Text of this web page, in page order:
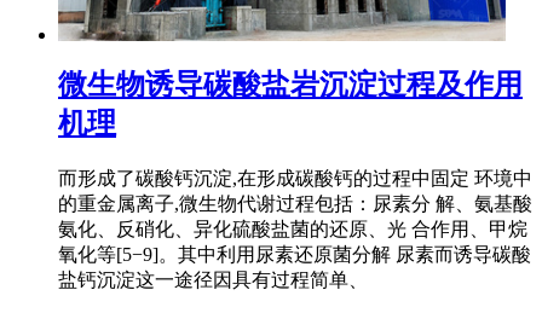
微生物诱导碳酸盐岩沉淀过程及作用
机理
而形成了碳酸钙沉淀,在形成碳酸钙的过程中固定 环境中
的重金属离子,微生物代谢过程包括：尿素分 解、氨基酸
氨化、反硝化、异化硫酸盐菌的还原、光 合作用、甲烷
氧化等[5−9]。其中利用尿素还原菌分解 尿素而诱导碳酸
盐钙沉淀这一途径因具有过程简单、